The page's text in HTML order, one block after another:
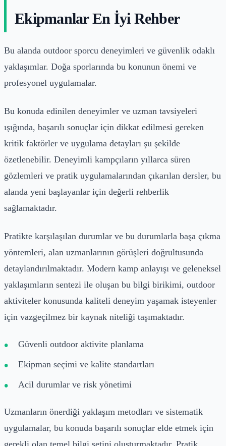
Ekipmanlar En İyi Rehber
Bu alanda outdoor sporcu deneyimleri ve güvenlik odaklı
yaklaşımlar. Doğa sporlarında bu konunun önemi ve
profesyonel uygulamalar.
Bu konuda edinilen deneyimler ve uzman tavsiyeleri
ışığında, başarılı sonuçlar için dikkat edilmesi gereken
kritik faktörler ve uygulama detayları şu şekilde
özetlenebilir. Deneyimli kampçıların yıllarca süren
gözlemleri ve pratik uygulamalarından çıkarılan dersler, bu
alanda yeni başlayanlar için değerli rehberlik
sağlamaktadır.
Pratikte karşılaşılan durumlar ve bu durumlarla başa çıkma
yöntemleri, alan uzmanlarının görüşleri doğrultusunda
detaylandırılmaktadır. Modern kamp anlayışı ve geleneksel
yaklaşımların sentezi ile oluşan bu bilgi birikimi, outdoor
aktiviteler konusunda kaliteli deneyim yaşamak isteyenler
için vazgeçilmez bir kaynak niteliği taşımaktadır.
Güvenli outdoor aktivite planlama
Ekipman seçimi ve kalite standartları
Acil durumlar ve risk yönetimi
Uzmanların önerdiği yaklaşım metodları ve sistematik
uygulamalar, bu konuda başarılı sonuçlar elde etmek için
gerekli olan temel bilgi setini oluşturmaktadır. Pratik